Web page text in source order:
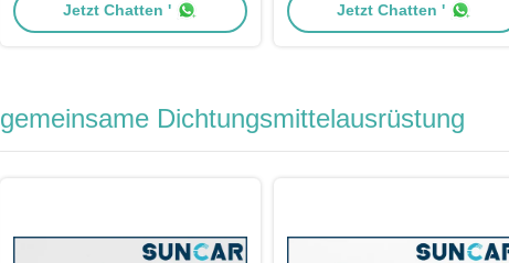
Ausrüstungs-VOE17215447
Jetzt Chatten '
RAMFOS TF-50
Jetzt Chatten '
gemeinsame Dichtungsmittelausrüstung